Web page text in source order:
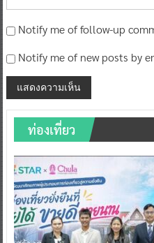
Notify me of follow-up
Notify me of new posts by
ท่องเที่ยว